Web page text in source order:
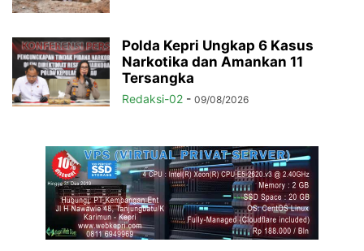
Polda Kepri Ungkap 6 Kasus
Narkotika dan Amankan 11
Tersangka
Redaksi-02 - 09/08/2026